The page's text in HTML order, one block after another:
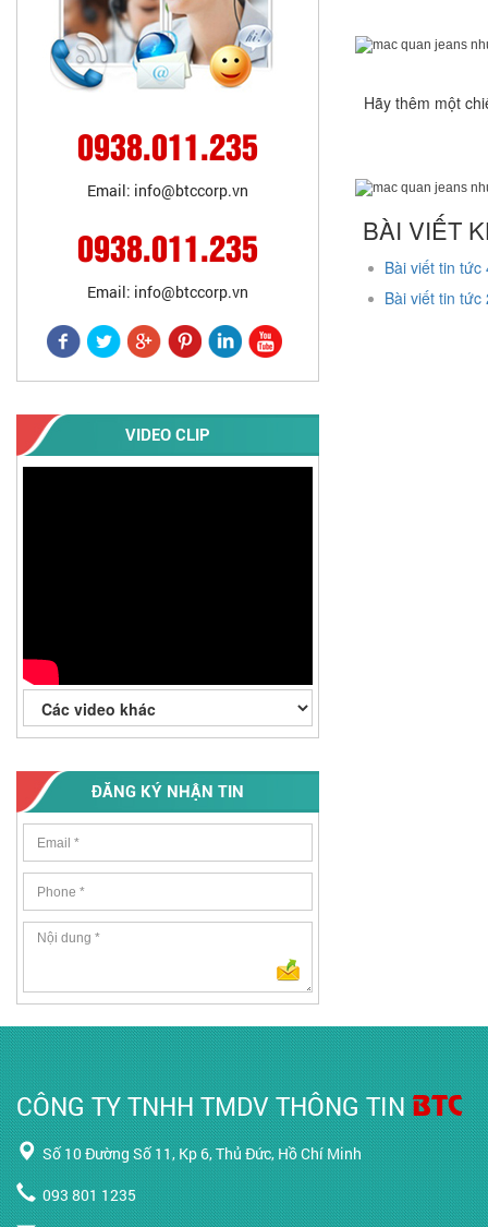
0938.011.235
Email: info@btccorp.vn
0938.011.235
Email: info@btccorp.vn
VIDEO CLIP
ĐĂNG KÝ NHẬN TIN
Hãy thêm một
BÀI VIẾT
Bài viết tin tức
Bài viết tin tức
CÔNG TY TNHH TMDV THÔNG TINBTC
Số 10 Đường Số 11, Kp 6, Thủ Đức, Hồ Chí Minh
093 801 1235